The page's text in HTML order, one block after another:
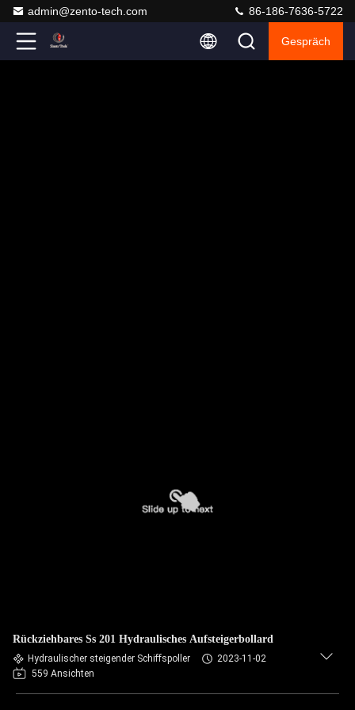
admin@zento-tech.com 86-186-7636-5722
Gespräch
Rückziehbares Ss 201 Hydraulisches Aufsteigerbollard
Hydraulischer steigender Schiffspoller
2023-11-02
559 Ansichten